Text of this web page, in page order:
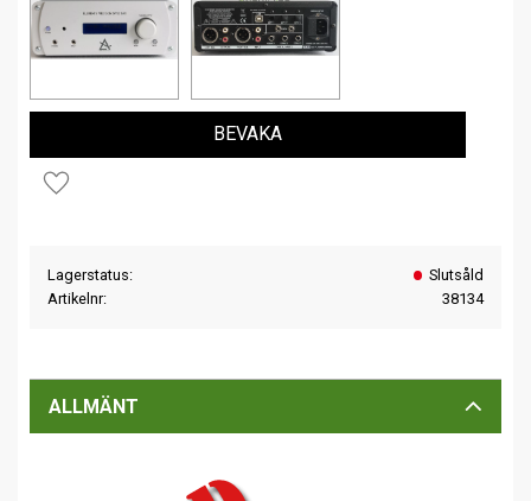
Lägg till i favoriter
BEVAKA
Lagerstatus
Slutsåld
Artikelnr
38134
ALLMÄNT